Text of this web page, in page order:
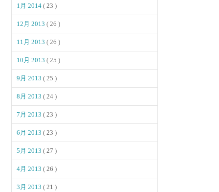
1月 2014( 23 )
12月 2013( 26 )
11月 2013( 26 )
10月 2013( 25 )
9月 2013( 25 )
8月 2013( 24 )
7月 2013( 23 )
6月 2013( 23 )
5月 2013( 27 )
4月 2013( 26 )
3月 2013( 21 )